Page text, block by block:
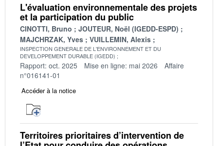
L'évaluation environnementale des projets
et la participation du public
CINOTTI, Bruno
JOUTEUR, Noël (IGEDD-ESPD)
MAJCHRZAK, Yves
VUILLEMIN, Alexis
INSPECTION GENERALE DE L'ENVIRONNEMENT ET DU
DEVELOPPEMENT DURABLE (IGEDD)
Rapport: oct. 2025 Mise en ligne: mai 2026
Affaire
n°016141-01
Accéder à la notice
Territoires prioritaires d’intervention de